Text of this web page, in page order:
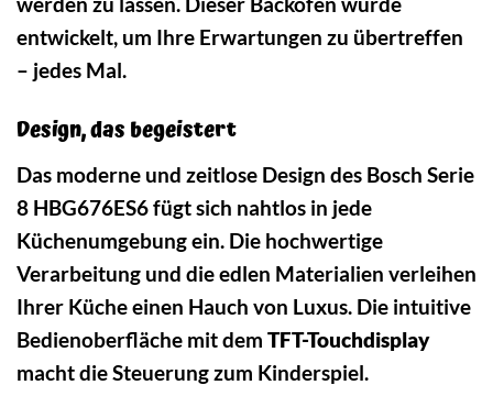
entwickelt, um Ihre Erwartungen zu übertreffen
– jedes Mal.
Design, das begeistert
Das moderne und zeitlose Design des Bosch Serie
8 HBG676ES6 fügt sich nahtlos in jede
Küchenumgebung ein. Die hochwertige
Verarbeitung und die edlen Materialien verleihen
Ihrer Küche einen Hauch von Luxus. Die intuitive
Bedienoberfläche mit dem TFT-Touchdisplay
macht die Steuerung zum Kinderspiel.